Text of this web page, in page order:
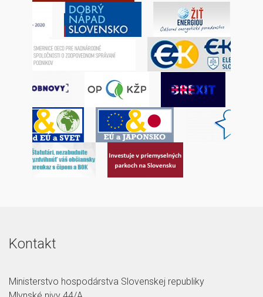
Kontakt
Ministerstvo hospodárstva Slovenskej republiky